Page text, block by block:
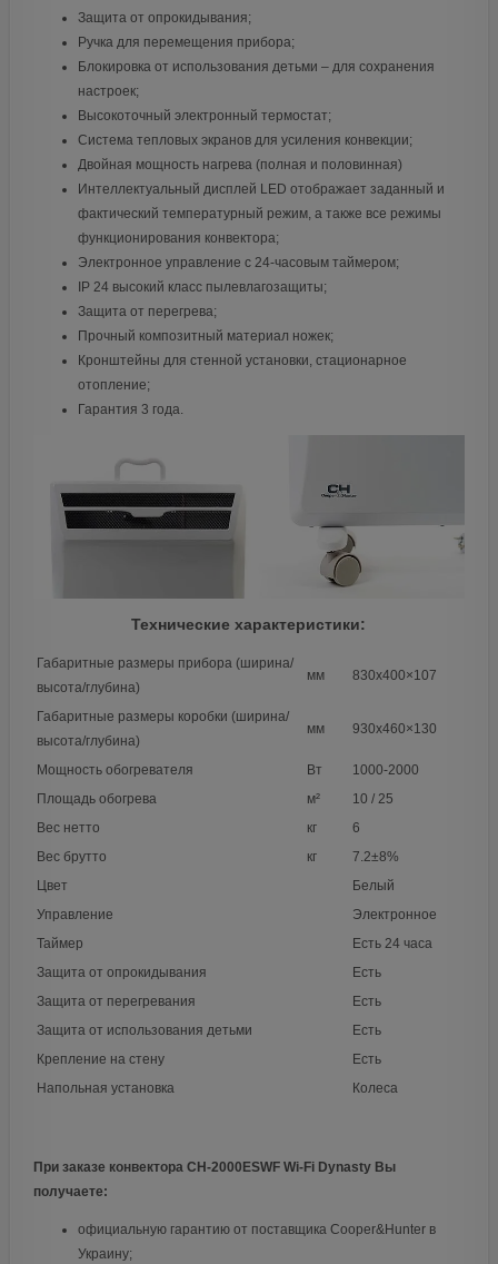
Защита от опрокидывания;
Ручка для перемещения прибора;
Блокировка от использования детьми – для сохранения
настроек;
Высокоточный электронный термостат;
Система тепловых экранов для усиления конвекции;
Двойная мощность нагрева (полная и половинная)
Интеллектуальный дисплей LED отображает заданный и
фактический температурный режим, а также все режимы
функционирования конвектора;
Электронное управление с 24-часовым таймером;
IP 24 высокий класс пылевлагозащиты;
Защита от перегрева;
Прочный композитный материал ножек;
Кронштейны для стенной установки, стационарное
отопление;
Гарантия 3 года.
Технические характеристики:
Габаритные размеры прибора (ширина/
высота/глубина)
мм 830х400×107
Габаритные размеры коробки (ширина/
высота/глубина)
мм 930х460×130
Мощность обогревателя Вт
1000-2000
Площадь обогрева
м²
10 / 25
Вес нетто
кг
6
Вес брутто
кг
7.2±8%
Цвет
Белый
Управление
Электронное
Таймер
Есть 24 часа
Защита от опрокидывания
Есть
Защита от перегревания
Есть
Защита от использования детьми
Есть
Крепление на стену
Есть
Напольная установка
Колеса
При заказе конвектора CH-2000ESWF Wi-Fi Dynasty Вы
получаете:
официальную гарантию от поставщика Cooper&Hunter в
Украину;